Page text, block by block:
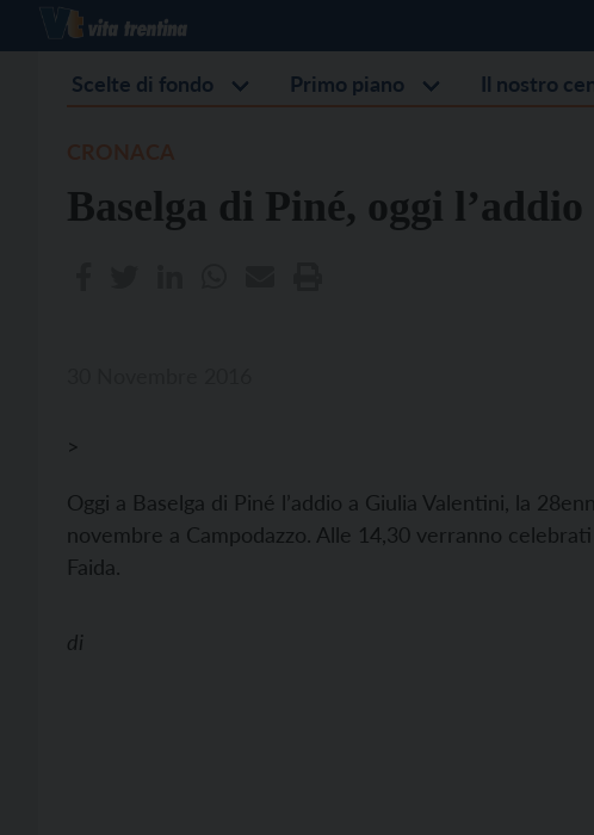
Scelte di fondo Primo piano Il nostro
Baselga di Piné, oggi
>
Oggi a Baselga di Piné l’addio a Giulia Valentini, la
novembre a Campodazzo. Alle 14,30 verranno
Faida.
di